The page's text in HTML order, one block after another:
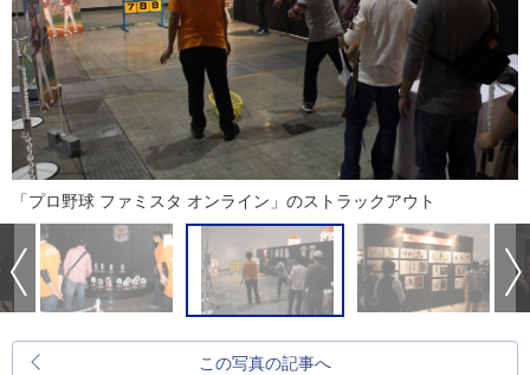
「プロ野球 ファミスタ オンライン」のストラックアウト
この写真の記事へ